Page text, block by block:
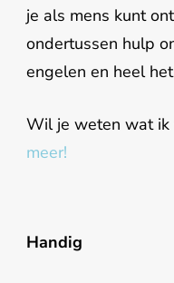
je als mens kunt
ondertussen hulp
engelen en heel
Wil je weten wat ik
meer!
Handig